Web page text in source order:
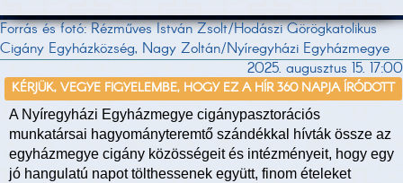
Forrás és fotó: Rézműves István Zsolt/Hodászi Görögkatolikus
Cigány Egyházközség, Nagy Zoltán/Nyíregyházi Egyházmegye
2025. augusztus 15. 17:00
KÉRJÜK, VEGYE FIGYELEMBE, HOGY EZ A HÍR 360 NAPJA ÍRÓDOTT
A Nyíregyházi Egyházmegye cigánypasztorációs
munkatársai hagyományteremtő szándékkal hívták össze az
egyházmegye cigány közösségeit és intézményeit, hogy egy
jó hangulatú napot tölthessenek együtt, finom ételeket